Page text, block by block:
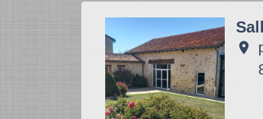
location_on